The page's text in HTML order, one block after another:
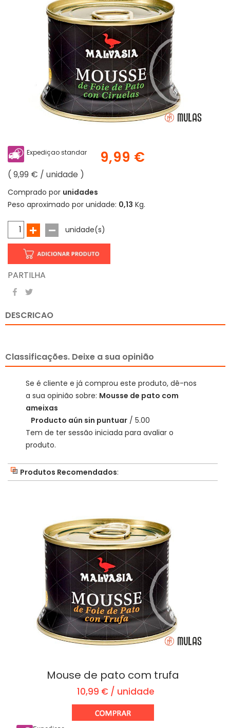
Expediçao standar 9,99 €
( 9,99 € / unidade )
Comprado por unidades
Peso aproximado por unidade: 0,13 Kg.
unidade(s)
PARTILHA
DESCRICAO
Classificações. Deixe a sua opinião
Se é cliente e já comprou este produto, dê-nos
a sua opinião sobre: Mousse de pato com
ameixas
Producto aún sin puntuar / 5.00
Tem de ter sessão iniciada para avaliar o
produto.
Produtos Recomendados:
Mouse de pato com trufa
10,99 € / unidade